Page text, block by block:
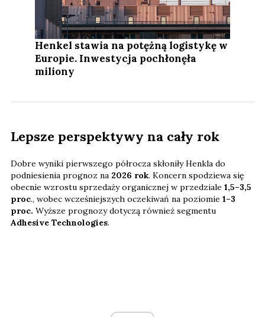
Henkel stawia na potężną logistykę w
Europie. Inwestycja pochłonęła
miliony
Lepsze perspektywy na cały rok
Dobre wyniki pierwszego półrocza skłoniły Henkla do
podniesienia prognoz na 2026 rok. Koncern spodziewa się
obecnie wzrostu sprzedaży organicznej w przedziale 1,5–3,5
proc., wobec wcześniejszych oczekiwań na poziomie 1–3
proc. Wyższe prognozy dotyczą również segmentu
Adhesive Technologies.